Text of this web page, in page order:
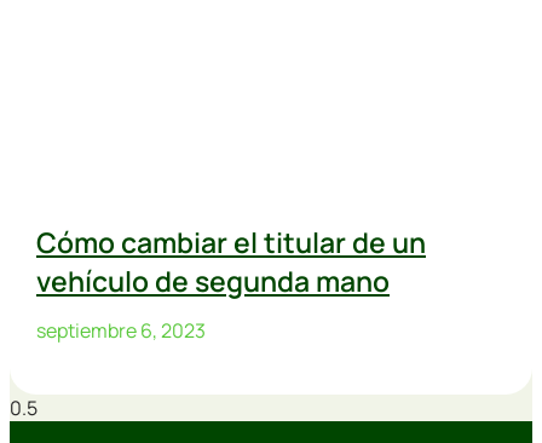
Cómo cambiar el titular de un
vehículo de segunda mano
septiembre 6, 2023